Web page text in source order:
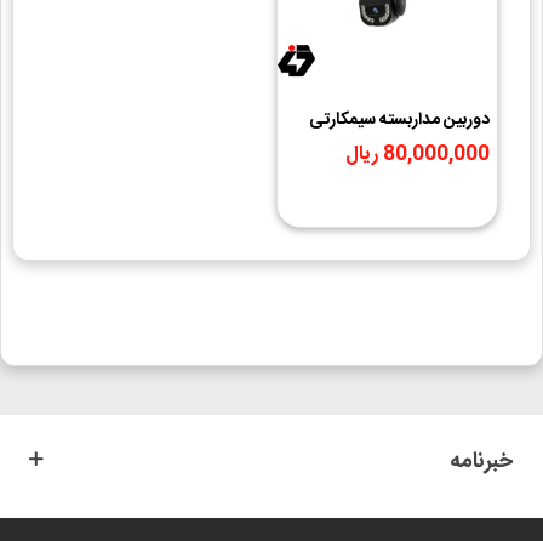
دوربین مداربسته سیمکارتی
مدل SD5-4G(مشکی) بدون
محدودیت در اپراتور با سرعت
)
80,000,000 ریال
خبرنامه